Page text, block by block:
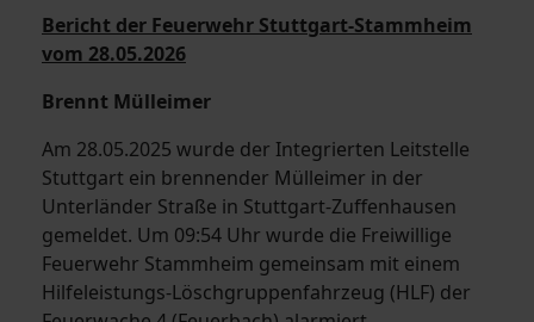
Bericht der Feuerwehr Stuttgart-Stammheim
vom 28.05.2026
Brennt Mülleimer
Am 28.05.2025 wurde der Integrierten Leitstelle
Stuttgart ein brennender Mülleimer in der
Unterländer Straße in Stuttgart-Zuffenhausen
gemeldet. Um 09:54 Uhr wurde die Freiwillige
Feuerwehr Stammheim gemeinsam mit einem
Hilfeleistungs-Löschgruppenfahrzeug (HLF) der